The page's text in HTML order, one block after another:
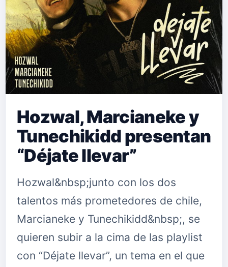
Hozwal, Marcianeke y
Tunechikidd presentan
“Déjate llevar”
Hozwal&nbsp;junto con los dos
talentos más prometedores de chile,
Marcianeke y Tunechikidd&nbsp;, se
quieren subir a la cima de las playlist
con “Déjate llevar”, un tema en el que